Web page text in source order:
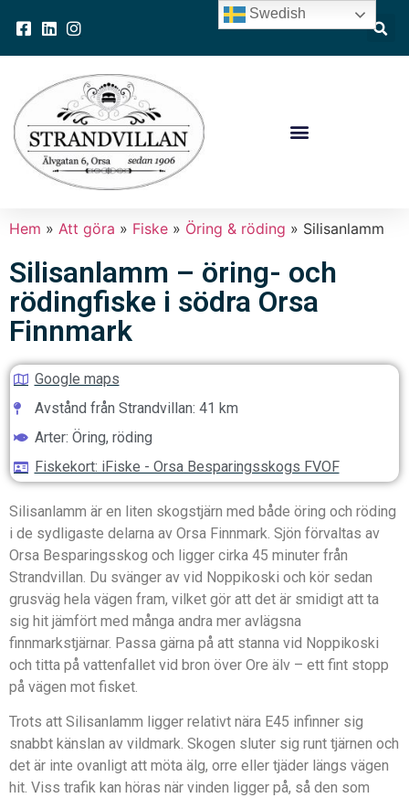
Hem » Att göra » Fiske » Öring & röding » Silisanlamm
Silisanlamm – öring- och
rödingfiske i södra Orsa
Finnmark
Google maps
Avstånd från Strandvillan: 41 km
Arter: Öring, röding
Fiskekort: iFiske - Orsa Besparingsskogs FVOF
Silisanlamm är en liten skogstjärn med både öring och röding
i de sydligaste delarna av Orsa Finnmark. Sjön förvaltas av
Orsa Besparingsskog och ligger cirka 45 minuter från
Strandvillan. Du svänger av vid Noppikoski och kör sedan
grusväg hela vägen fram, vilket gör att det är smidigt att ta
sig hit jämfört med många andra mer avlägsna
finnmarkstjärnar. Passa gärna på att stanna vid Noppikoski
och titta på vattenfallet vid bron över Ore älv – ett fint stopp
på vägen mot fisket.
Trots att Silisanlamm ligger relativt nära E45 infinner sig
snabbt känslan av vildmark. Skogen sluter sig runt tjärnen och
det är inte ovanligt att möta älg, orre eller tjäder längs vägen
hit. Viss trafik kan höras när vinden ligger på, så den som
Swedish